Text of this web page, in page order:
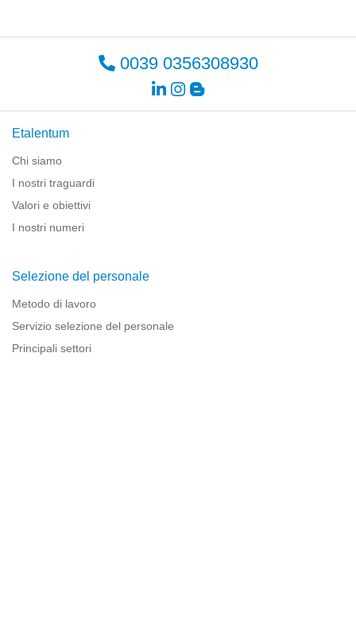
0039 0356308930
Etalentum
Chi siamo
I nostri traguardi
Valori e obiettivi
I nostri numeri
Selezione del personale
Metodo di lavoro
Servizio selezione del personale
Principali settori